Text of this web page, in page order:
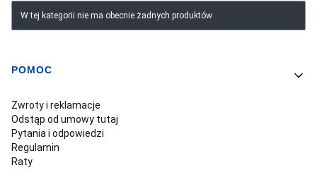
Lista produktów
W tej kategorii nie ma obecnie żadnych produktów
Linki w stopce
POMOC
Zwroty i reklamacje
Odstąp od umowy tutaj
Pytania i odpowiedzi
Regulamin
Raty